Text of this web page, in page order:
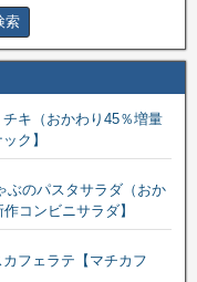
チキ（おかわり45％増量
ク】
ぶのパスタサラダ（おか
コンビニサラダ】
カフェラテ【マチカフ